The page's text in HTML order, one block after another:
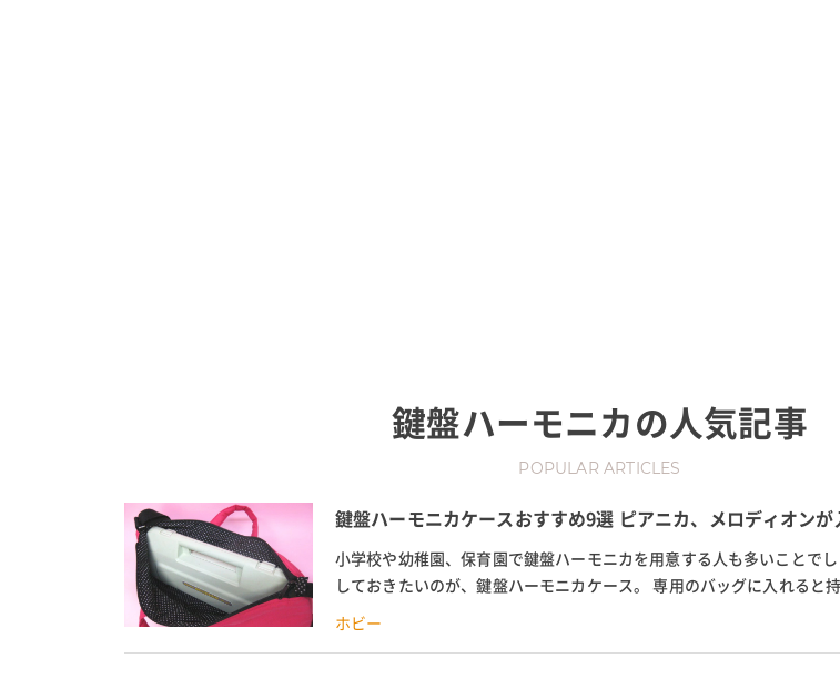
鍵盤ハーモニカの人気記事
POPULAR ARTICLES
鍵盤ハーモニカケースおすすめ9選 ピアニカ、メロディオン
小学校や幼稚園、保育園で鍵盤ハーモニカを用意する人も多いことで
しておきたいのが、鍵盤ハーモニカケース。 専用のバッグに入れると
時でも子供が楽に運べるメリットがあります。 そこで今...
ホビー